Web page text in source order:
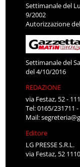
Settimanale del
9/2002
Autorizzazione
Settimanale del
del 4/10/2016
REDAZIONE
via Festaz, 52 -
Tel: 0165/231711
Mail:
Editore
LG PRESSE S.R.L.
via Festaz, 52